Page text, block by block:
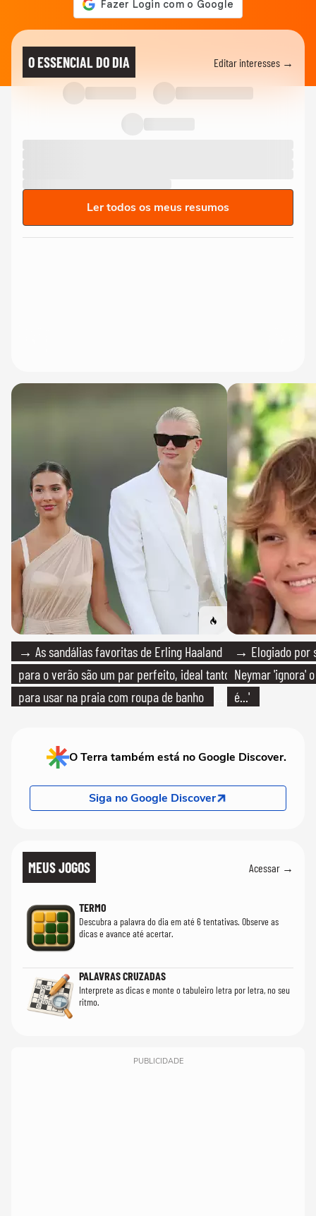
O ESSENCIAL DO DIA Editar interesses →
Ler todos os meus resumos
→ As sandálias favoritas de Erling Haaland
para o verão são um par perfeito, ideal tanto
para usar na praia com roupa de banho
→ Elogiado por
Neymar 'ignora'
é...'
O Terra também está no Google Discover.
Siga no Google Discover
MEUS JOGOS Acessar →
TERMO
Descubra a palavra do dia em até 6 tentativas. Observe as
dicas e avance até acertar.
PALAVRAS CRUZADAS
Interprete as dicas e monte o tabuleiro letra por letra, no seu
ritmo.
PUBLICIDADE